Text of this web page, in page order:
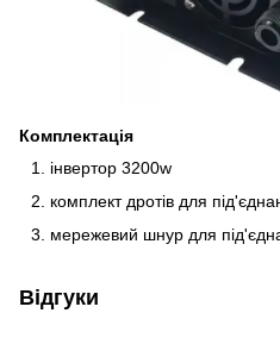
Комплектація
інвертор 3200w
комплект дротів для
мережевий шнур для
Відгуки